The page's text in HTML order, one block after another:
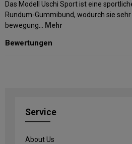
Das Modell Uschi Sport ist eine
Rundum-Gummibund, wodurch sie
bewegung…
Mehr
Bewertungen
Service
About Us